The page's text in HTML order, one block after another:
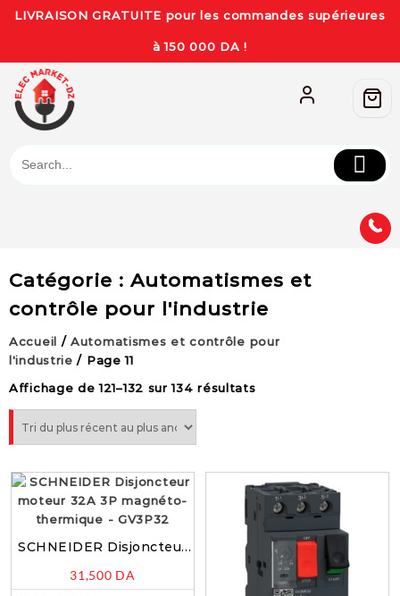
LIVRAISON GRATUITE pour les commandes supérieures
à 150 000 DA !
Catégorie : Automatismes et
contrôle pour l'industrie
Accueil /Automatismes et contrôle pour
l'industrie / Page 11
Affichage de 121–132 sur 134 résultats
SCHNEIDER Disjoncteur
thermique – GV3P32
31,500 DA